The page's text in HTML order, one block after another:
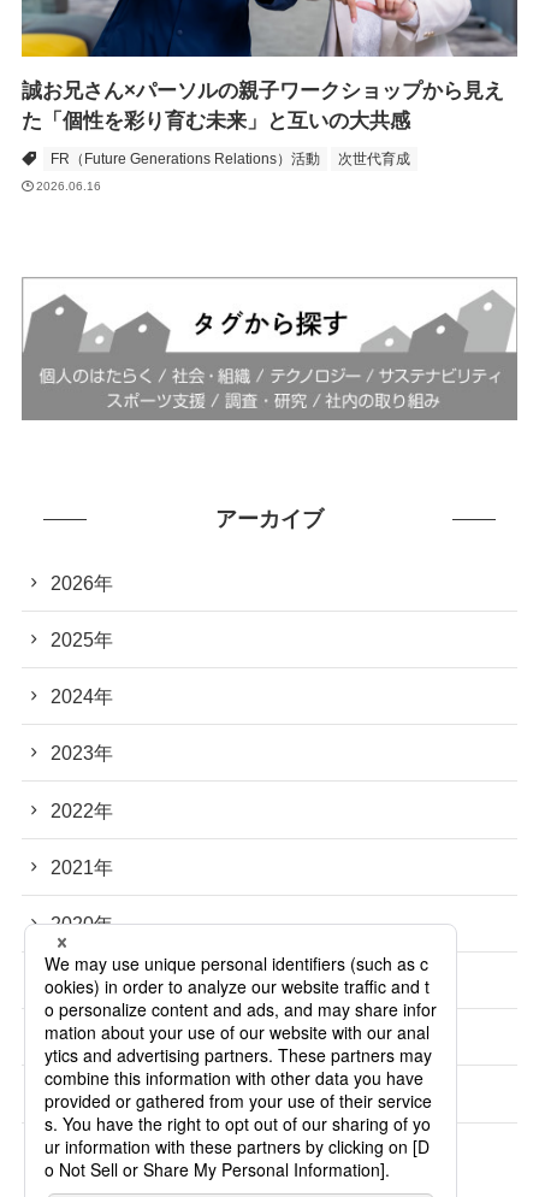
誠お兄さん×パーソルの親子ワークショップから見え
た「個性を彩り育む未来」と互いの大共感
FR（Future Generations Relations）活動 次世代育成
2026.06.16
アーカイブ
2026年
2025年
2024年
2023年
2022年
2021年
2020年
2019年
2018年
2017年